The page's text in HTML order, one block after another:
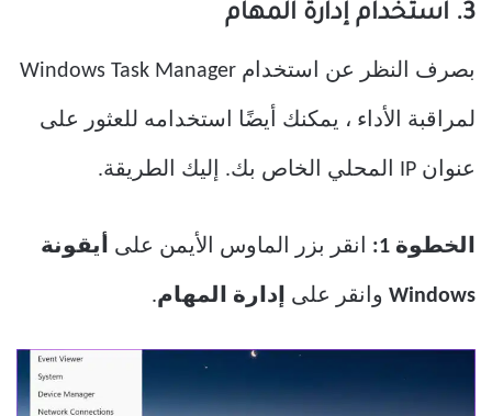
3. استخدام إدارة المهام
بصرف النظر عن استخدام Windows Task Manager
لمراقبة الأداء ، يمكنك أيضًا استخدامه للعثور على
عنوان IP المحلي الخاص بك. إليك الطريقة.
الخطوة 1: انقر بزر الماوس الأيمن على أيقونة
Windows وانقر على إدارة المهام.